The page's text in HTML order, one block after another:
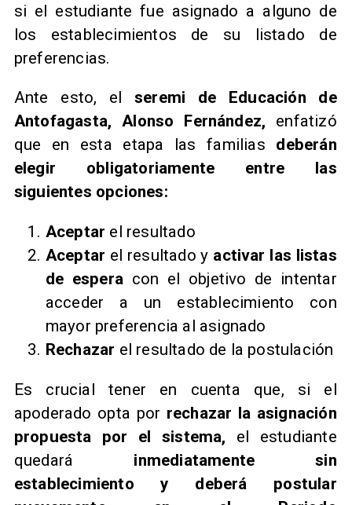
si el estudiante fue asignado a alguno de
los establecimientos de su listado de
preferencias.
Ante esto, elseremi de Educación de
Antofagasta, Alonso Fernández, enfatizó
que en esta etapa las familias deberán
elegir obligatoriamente entre las
siguientes opciones:
Aceptar el resultado
Aceptar el resultado y activar las listas
de espera con el objetivo de intentar
acceder a un establecimiento con
mayor preferencia al asignado
Rechazar el resultado de la postulación
Es crucial tener en cuenta que, si el
apoderado opta por rechazar la asignación
propuesta por el sistema, el estudiante
quedará inmediatamente sin
establecimiento y deberá postular